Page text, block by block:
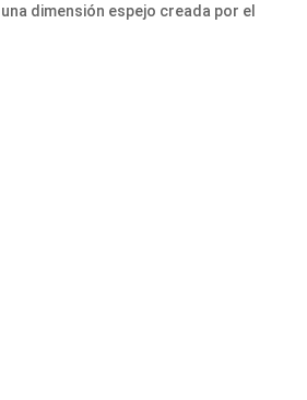
dimensión espejo creada por el